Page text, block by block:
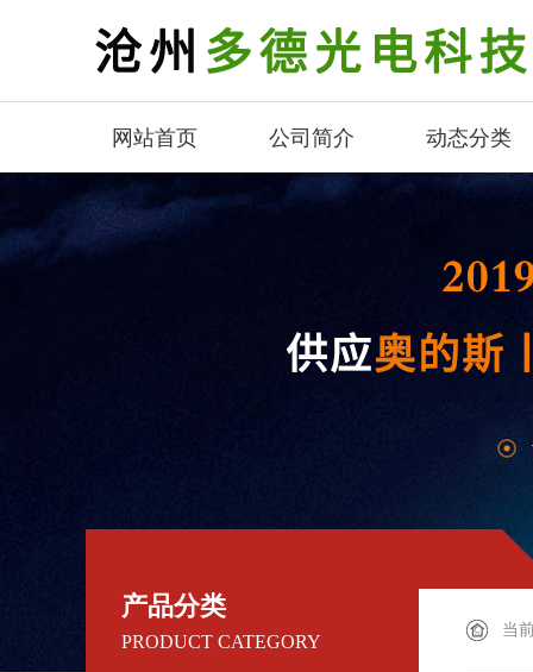
网站首页 公司简介 动态分类
产品分类
PRODUCT CATEGORY
当